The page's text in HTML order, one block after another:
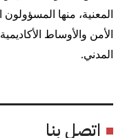
المعنية، منها
الأمن والأوساط
المدني.
اتصل بنا